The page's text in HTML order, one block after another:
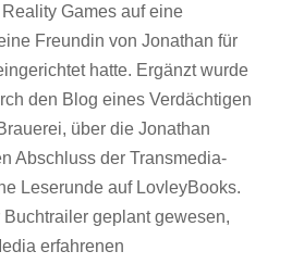
Games auf eine
Freundin von Jonathan für
hatte. Ergänzt wurde
den Blog eines Verdächtigen
über die Jonathan
Abschluss der Transmedia-
Leserunde auf LovleyBooks.
geplant gewesen,
erfahrenen